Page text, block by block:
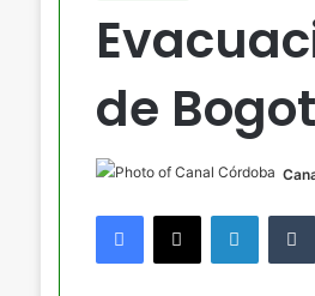
de
Facebook
X LinkedIn